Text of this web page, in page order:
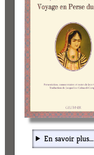
En savoir plus...